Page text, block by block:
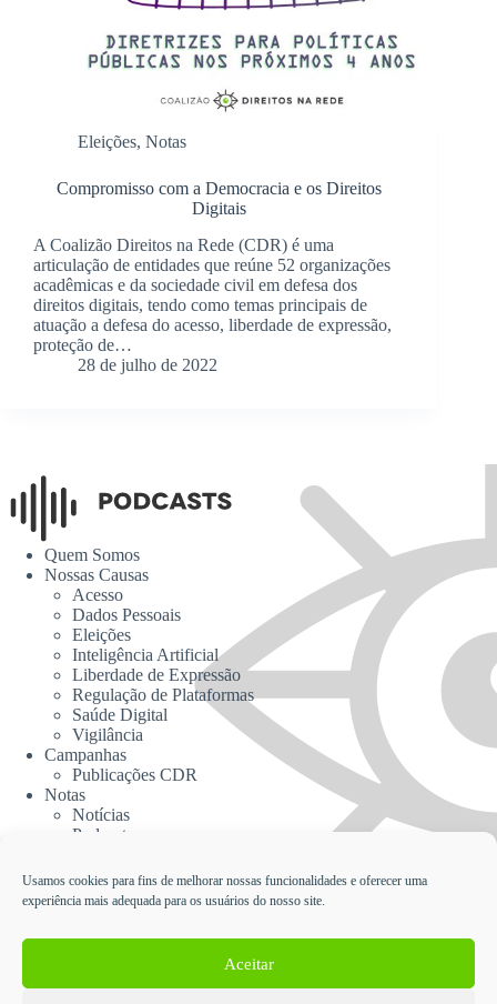
Usamos cookies para fins de melhorar nossas funcionalidades e oferecer uma
experiência mais adequada para os usuários do nosso site.
Aceitar
Eleições, Notas
Compromisso com a Democracia e os Direitos
Digitais
A Coalizão Direitos na Rede (CDR) é uma
articulação de entidades que reúne 52 organizações
acadêmicas e da sociedade civil em defesa dos
direitos digitais, tendo como temas principais de
atuação a defesa do acesso, liberdade de expressão,
proteção de…
28 de julho de 2022
Quem Somos
Nossas Causas
Acesso
Dados Pessoais
Eleições
Inteligência Artificial
Liberdade de Expressão
Regulação de Plataformas
Saúde Digital
Vigilância
Campanhas
Publicações CDR
Notas
Notícias
Podcasts
Contato
Cadastrar no Informativo da CDR